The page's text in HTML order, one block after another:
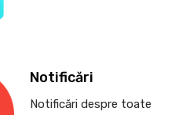
Notificări
Notificări despre toate